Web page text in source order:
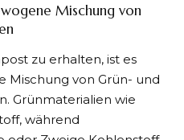
Mischung von
zu erhalten, ist es
Mischung von Grün- und
Grünmaterialien wie
während